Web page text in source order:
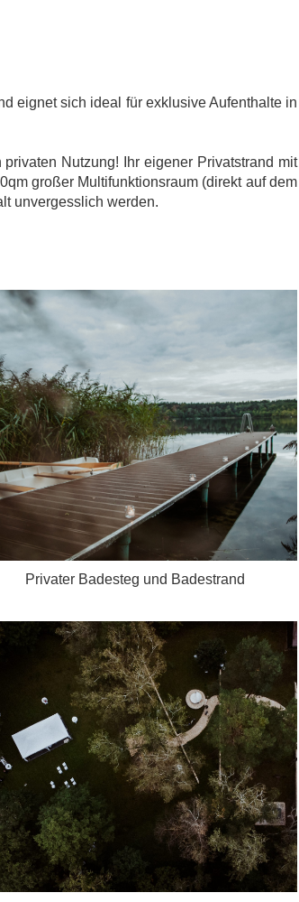
eignet sich ideal für exklusive Aufenthalte in
privaten Nutzung! Ihr eigener Privatstrand mit
großer Multifunktionsraum (direkt auf dem
unvergesslich werden.
Privater Badesteg und Badestrand